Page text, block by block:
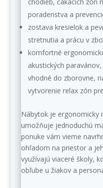
poradenstva a
zostava kresielok a
stretnutia a prácu v
komfortné
akustických
vhodné do zborovne,
vytvorenie relax zón
Nábytok je ergonomicky
umožňuje jednoduchú
ponuke vám vieme
ohľadom na priestor a
využívajú viaceré školy,
obľube u žiakov a